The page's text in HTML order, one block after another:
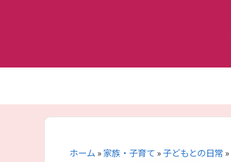
ツ
ホーム»家族・子育て»子どもとの日常 »